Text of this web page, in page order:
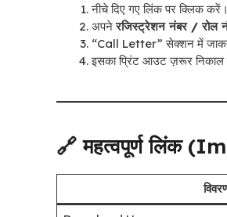
नीचे दिए गए लिंक पर क्लिक करें।
अपनेरजिस्ट्रेशन नंबर / रोल
“Call Letter” सेक्शन में
इसका प्रिंट आउट ज़रूर
🔗 महत्वपूर्ण लिंक